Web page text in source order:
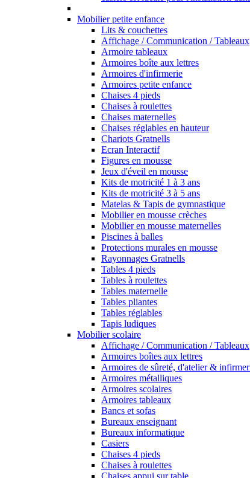
Mobilier petite enfance
Lits & couchettes
Affichage / Communication / Tableaux
Armoire tableaux
Armoires boîte aux lettres
Armoires d'infirmerie
Armoires petite enfance
Chaises 4 pieds
Chaises à roulettes
Chaises maternelles
Chaises réglables en hauteur
Chariots Gratnells
Ecran Interactif
Figures en mousse
Jeux d'éveil en mousse
Kits de motricité 1 à 3 ans
Kits de motricité 3 à 5 ans
Matelas & Tapis de gymnastique
Mobilier en mousse crèches
Mobilier en mousse maternelles
Piscines à balles
Protections murales en mousse
Rayonnages Gratnells
Tables 4 pieds
Tables à roulettes
Tables maternelle
Tables pliantes
Tables réglables
Tapis ludiques
Mobilier scolaire
Affichage / Communication / Tableaux
Armoires boîtes aux lettres
Armoires de sûreté, d'atelier &
Armoires métalliques
Armoires scolaires
Armoires tableaux
Bancs et sofas
Bureaux enseignant
Bureaux informatique
Casiers
Chaises 4 pieds
Chaises à roulettes
Chaises appui sur table